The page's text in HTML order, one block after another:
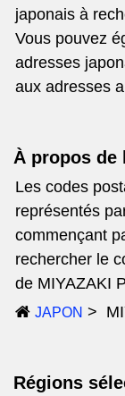
japonais à
Vous pouvez
adresses
aux adresses
À propos de
Les codes
représentés
commençant
rechercher le
de MIYAZAKI
JAPON
Régions